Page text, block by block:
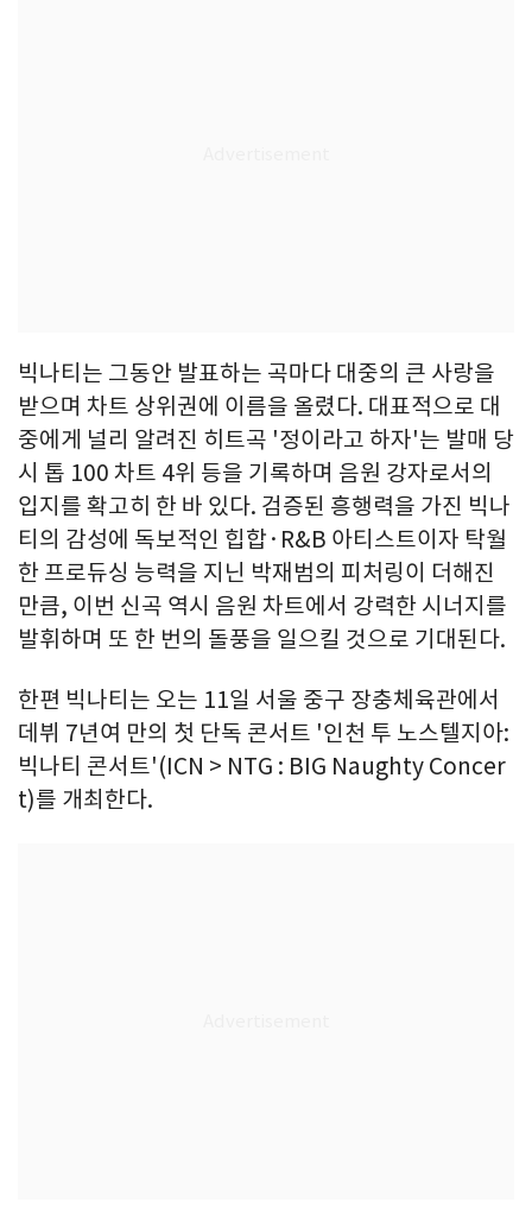
빅나티는 그동안 발표하는 곡마다 대중의 큰 사랑을
받으며 차트 상위권에 이름을 올렸다. 대표적으로 대
중에게 널리 알려진 히트곡 '정이라고 하자'는 발매 당
시 톱 100 차트 4위 등을 기록하며 음원 강자로서의
입지를 확고히 한 바 있다. 검증된 흥행력을 가진 빅나
티의 감성에 독보적인 힙합·R&B 아티스트이자 탁월
한 프로듀싱 능력을 지닌 박재범의 피처링이 더해진
만큼, 이번 신곡 역시 음원 차트에서 강력한 시너지를
발휘하며 또 한 번의 돌풍을 일으킬 것으로 기대된다.
한편 빅나티는 오는 11일 서울 중구 장충체육관에서
데뷔 7년여 만의 첫 단독 콘서트 '인천 투 노스텔지아:
빅나티 콘서트'(ICN > NTG : BIG Naughty Concer
t)를 개최한다.